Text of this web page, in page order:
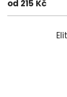
od 215 Kč